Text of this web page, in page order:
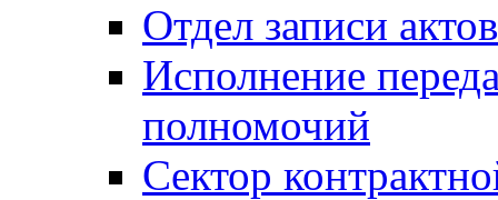
Отдел записи
Исполнение
полномочий
Сектор